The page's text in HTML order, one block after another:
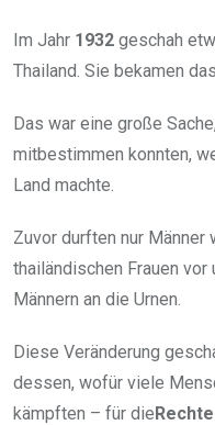
Im Jahr 1932 geschah
Thailand. Sie bekamen
Das war eine große
mitbestimmen konnten,
Land machte.
Zuvor durften nur Männer
thailändischen Frauen
Männern an die Urnen.
Diese Veränderung
dessen, wofür viele
kämpften – für die